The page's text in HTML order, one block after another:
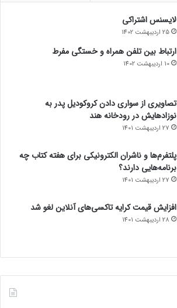
لایسنس اشتراکی
25 اردیبهشت 1402
ارتباط بین تلفن همراه و خستگی مفرط
10 اردیبهشت 1402
تصاویری از سواری دادن کروکودیل پدر به
نوزادهایش در رودخانه هند
27 اردیبهشت 1401
پلتفرم‌ها و ناشران الکترونیکی برای هفته کتاب چه
برنامه‌هایی دارند؟
27 اردیبهشت 1401
افزایش قیمت کرایه تاکسی‌های آنلاین لغو شد
28 اردیبهشت 1401